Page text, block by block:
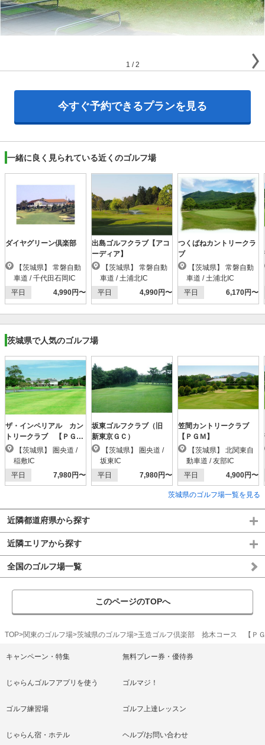
1 /2
今すぐ予約できるプランを見る
一緒に良く見られている近くのゴルフ場
ダイヤグリーン倶楽部
車道 / 千代田石岡IC
平日
4,990円〜
出島ゴルフクラブ【アコ
ーディア】
車道 / 土浦北IC
平日
4,990円〜
つくばねカントリークラ
ブ
車道 / 土浦北IC
平日
6,170円〜
茨城県で人気のゴルフ場
ザ・インペリアル カン
トリークラブ 【ＰＧ
Ｍ】
稲敷IC
平日
7,980円〜
坂東ゴルフクラブ（旧
新東京ＧＣ）
坂東IC
平日
7,980円〜
笠間カントリークラブ
【ＰＧＭ】
動車道 / 友部IC
平日
4,900円〜
茨城県のゴルフ場一覧を見る
近隣都道府県から探す
近隣エリアから探す
全国のゴルフ場一覧
このページのTOPへ
TOP 関東のゴルフ場 茨城県のゴルフ場 玉造ゴルフ倶楽部 捻木コース 【Ｐ
キャンペーン・特集 無料プレー券・優待券
じゃらんゴルフアプリを使う ゴルマジ！
ゴルフ練習場 ゴルフ上達レッスン
じゃらん宿・ホテル ヘルプ/お問い合わせ